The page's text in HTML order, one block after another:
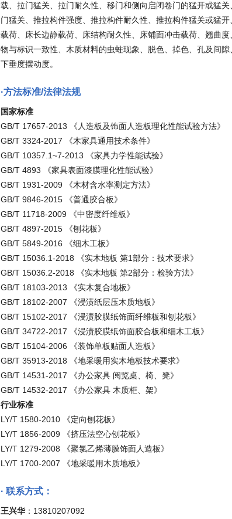
载、拉门猛关、拉门耐久性、移门和侧向启闭卷门的猛开或猛
门猛关、推拉构件强度、推拉构件耐久性、推拉构件猛关或猛
载荷、床长边静载荷、床结构耐久性、床铺面冲击载荷、翘曲
物与标识一致性、木质材料的虫蛀现象、脱色、掉色、孔及间
下垂度摆动度。
·方法标准/法律法规
国家标准
GB/T 17657-2013 《人造板及饰面人造板理化性能试验方法》
GB/T 3324-2017 《木家具通用技术条件》
GB/T 10357.1~7-2013 《家具力学性能试验》
GB/T 4893 《家具表面漆膜理化性能试验》
GB/T 1931-2009 《木材含水率测定方法》
GB/T 9846-2015 《普通胶合板》
GB/T 11718-2009 《中密度纤维板》
GB/T 4897-2015 《刨花板》
GB/T 5849-2016 《细木工板》
GB/T 15036.1-2018 《实木地板 第1部分：技术要求》
GB/T 15036.2-2018 《实木地板 第2部分：检验方法》
GB/T 18103-2013 《实木复合地板》
GB/T 18102-2007 《浸渍纸层压木质地板》
GB/T 15102-2017 《浸渍胶膜纸饰面纤维板和刨花板》
GB/T 34722-2017 《浸渍胶膜纸饰面胶合板和细木工板》
GB/T 15104-2006 《装饰单板贴面人造板》
GB/T 35913-2018 《地采暖用实木地板技术要求》
GB/T 14531-2017 《办公家具 阅览桌、椅、凳》
GB/T 14532-2017 《办公家具 木质柜、架》
行业标准
LY/T 1580-2010 《定向刨花板》
LY/T 1856-2009 《挤压法空心刨花板》
LY/T 1279-2008 《聚氯乙烯薄膜饰面人造板》
LY/T 1700-2007 《地采暖用木质地板》
· 联系方式：
王兴华：13810207092